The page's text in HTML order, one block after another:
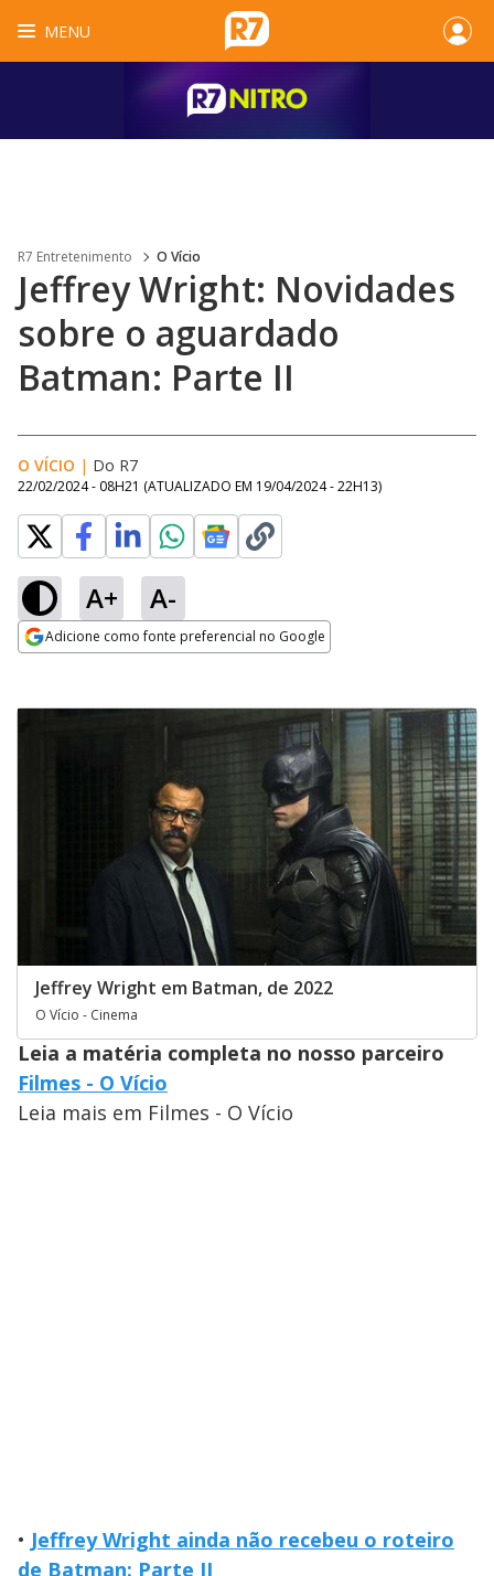
MENU
R7 Entretenimento O Vício
Jeffrey Wright: Novidades
sobre o aguardado
Batman: Parte II
O VÍCIO | Do R7
22/02/2024 - 08H21 (ATUALIZADO EM 19/04/2024 - 22H13)
A+ A-
Adicione como fonte preferencial no Google
Jeffrey Wright em Batman, de 2022
O Vício - Cinema
Leia a matéria completa no nosso parceiro
Filmes - O Vício
Leia mais em Filmes - O Vício
• Jeffrey Wright ainda não recebeu o roteiro
de Batman: Parte II